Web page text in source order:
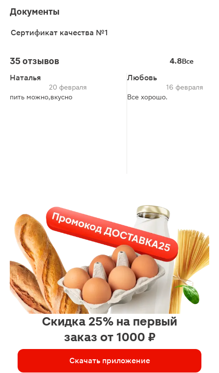
Документы
Сертификат качества №1
35 отзывов 4.8Все
Наталья
20 февраля
пить можно,вкусно
Любовь
16 февраля
Все хорошо.
Скидка 25% на первый
заказ от 1000 ₽
Скачать приложение